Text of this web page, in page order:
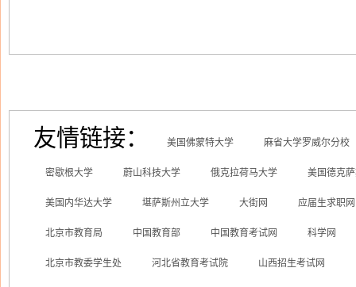
友情链接： 美国佛蒙特大学 麻省大学罗威尔分校
密歇根大学 蔚山科技大学 俄克拉荷马大学 美国德克
美国内华达大学 堪萨斯州立大学 大街网 应届生求职网
北京市教育局 中国教育部 中国教育考试网 科学网
北京市教委学生处 河北省教育考试院 山西招生考试网